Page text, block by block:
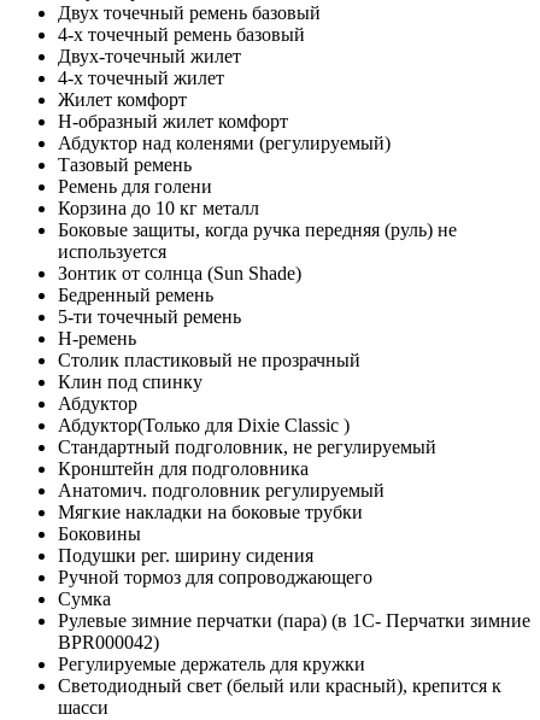
Двух точечный ремень базовый
4-х точечный ремень базовый
Двух-точечный жилет
4-х точечный жилет
Жилет комфорт
Н-образный жилет комфорт
Абдуктор над коленями (регулируемый)
Тазовый ремень
Ремень для голени
Корзина до 10 кг металл
Боковые защиты, когда ручка передняя (руль) не
используется
Зонтик от солнца (Sun Shade)
Бедренный ремень
5-ти точечный ремень
Н-ремень
Столик пластиковый не прозрачный
Клин под спинку
Абдуктор
Абдуктор(Только для Dixie Classic )
Стандартный подголовник, не регулируемый
Кронштейн для подголовника
Анатомич. подголовник регулируемый
Мягкие накладки на боковые трубки
Боковины
Подушки рег. ширину сидения
Ручной тормоз для сопроводжающего
Сумка
Рулевые зимние перчатки (пара) (в 1С- Перчатки зимние
BPR000042)
Регулируемые держатель для кружки
Светодиодный свет (белый или красный), крепится к
шасси